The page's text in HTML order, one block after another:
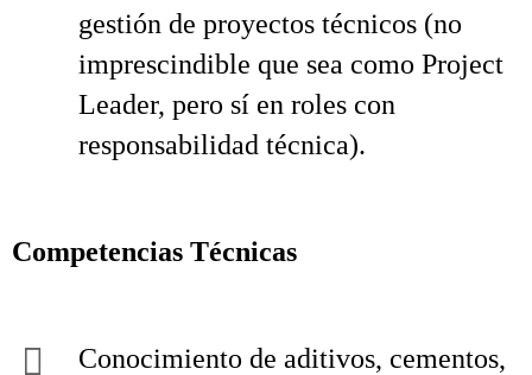
gestión de proyectos técnicos (no
imprescindible que sea como Project
Leader, pero sí en roles con
responsabilidad técnica).
Competencias Técnicas
Conocimiento de aditivos, cementos,